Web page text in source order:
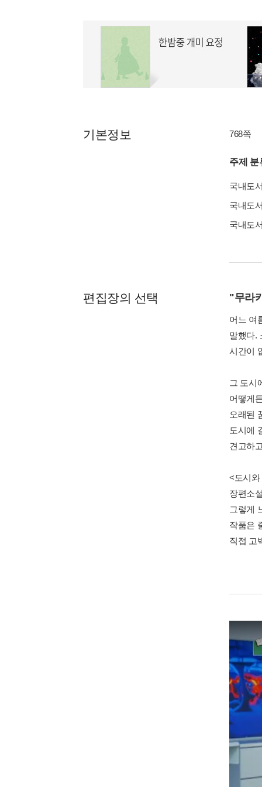
기본정보 768쪽
주제 분
국내도
국내도
국내도
편집장의 선택 "무라
어느 여
말했다.
시간이
그 도시
어떻게
오래된
도시에
견고하
<도시와
장편소
그렇게
작품은
직접 고